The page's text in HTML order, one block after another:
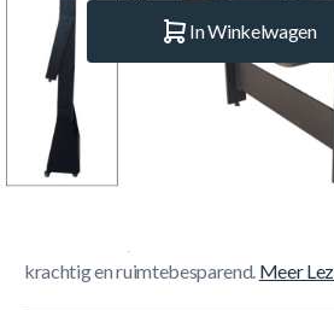
Aantal
In Winkelwagen
Korte Beschrijving
DeTopTable Twist 2in1 Max
krachtig en ruimtebesparend. Meer